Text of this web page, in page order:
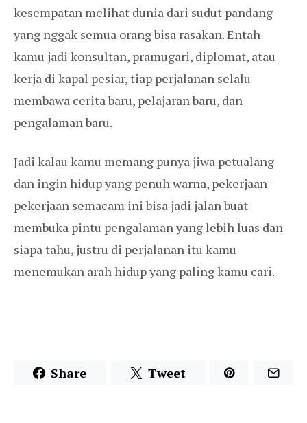
kesempatan melihat dunia dari sudut pandang
yang nggak semua orang bisa rasakan. Entah
kamu jadi konsultan, pramugari, diplomat, atau
kerja di kapal pesiar, tiap perjalanan selalu
membawa cerita baru, pelajaran baru, dan
pengalaman baru.
Jadi kalau kamu memang punya jiwa petualang
dan ingin hidup yang penuh warna, pekerjaan-
pekerjaan semacam ini bisa jadi jalan buat
membuka pintu pengalaman yang lebih luas dan
siapa tahu, justru di perjalanan itu kamu
menemukan arah hidup yang paling kamu cari.
Share Tweet